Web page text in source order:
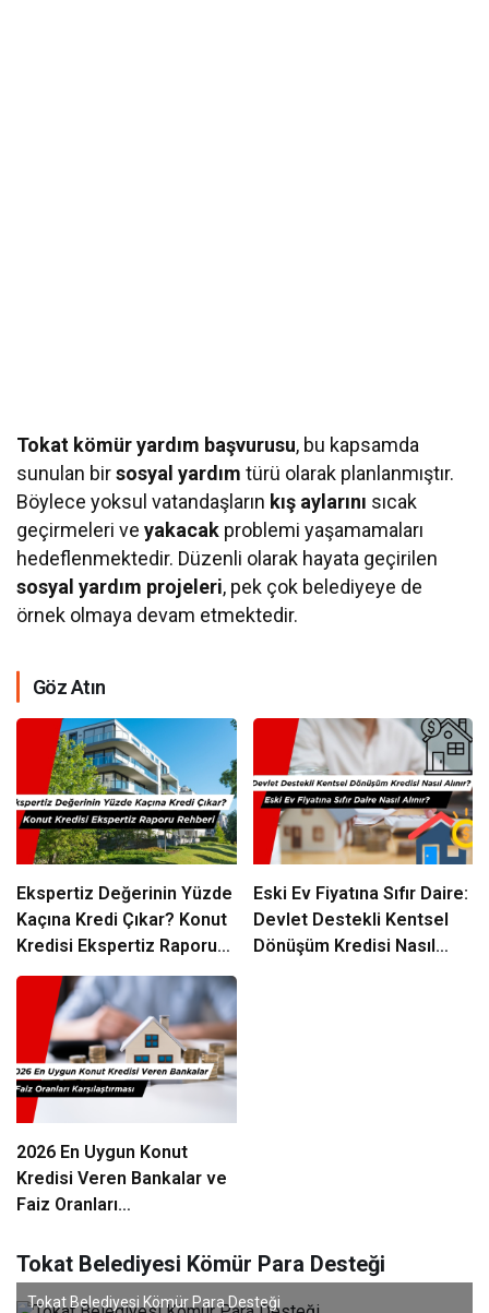
Tokat kömür yardım başvurusu, bu kapsamda
sunulan birsosyal yardım türü olarak planlanmıştır.
Böylece yoksul vatandaşların kış aylarını sıcak
geçirmeleri veyakacak problemi yaşamamaları
hedeflenmektedir. Düzenli olarak hayata geçirilen
sosyal yardım projeleri, pek çok belediyeye de
örnek olmaya devam etmektedir.
Göz Atın
Ekspertiz Değerinin Yüzde
Kaçına Kredi Çıkar? Konut
Kredisi Ekspertiz Raporu
Rehberi
Eski Ev Fiyatına Sıfır Daire:
Devlet Destekli Kentsel
Dönüşüm Kredisi Nasıl
2026 En Uygun Konut
Kredisi Veren Bankalar ve
Faiz Oranları
Tokat Belediyesi Kömür Para Desteği
Tokat Belediyesi Kömür Para Desteği